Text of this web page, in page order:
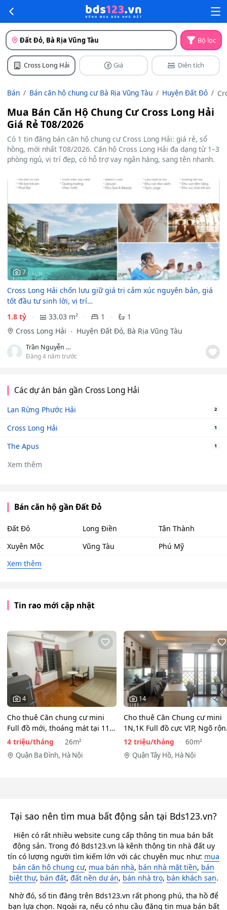
Đất Đỏ, Bà Rịa Vũng Tàu Bộ lọc
Cross Long Hải Giá Diện tích
Bán Bán căn hộ chung cư Bà Rịa Vũng Tàu Huyện Đất Đỏ
Mua Bán Căn Hộ Chung Cư Cross Long Hải
Giá Rẻ T08/2026
Có 1 tin đăng bán căn hộ chung cư Cross Long Hải: giá rẻ, sổ
hồng, mới nhất T08/2026. Căn hộ Cross Long Hải đa dạng từ 1–3
phòng ngủ, vị trí đẹp, có hỗ trợ vay ngân hàng, sang tên nhanh.
7
Cross Long Hải chốn lưu giữ giá trị cảm xúc nguyên bản, giá
tốt đầu tư sinh lời, vị trí…
1.8 tỷ
33.03 m² 1
1
Cross Long Hải
Huyện Đất Đỏ, Bà Rịa Vũng Tàu
Trần Nguyễn Tuấn Linh
Đăng 4 năm trước
Các dự án bán gần Cross Long Hải
Lan Rừng Phước Hải 2
Cross Long Hải 1
The Apus 1
Xem thêm
Bán căn hộ gần Đất Đỏ
Đất Đỏ Long Điền
Tân Thành
Xuyên Mộc
Vũng Tàu
Phú Mỹ
Xem thêm
Tin rao mới cập nhật
4
Cho thuê Căn chung cư mini
Full đồ mới, thoáng mát tại 116
Phan Kế Bính, Ba…
4 triệu/tháng
26m²
Quận Ba Đình, Hà Nội
14
Cho thuê Căn Chung cư mini
1N,1K Full đồ cực VIP, Ngõ
View toàn mặt hồ…
12 triệu/tháng
60m²
Quận Tây Hồ, Hà Nội
Tại sao nên tìm mua bất động sản tại Bds123.vn?
Hiện có rất nhiều website cung cấp thông tin mua bán bất
động sản. Trong đó Bds123.vn là kênh thông tin nhà đất uy
tín có lượng người tìm kiếm lớn với các chuyên mục như: mua
bán căn hộ chung cư, mua bán nhà, bán nhà mặt tiền, bán
biệt thự, bán đất, đất nền dự án, bán nhà trọ, bán khách sạn.
Nhờ đó, số tin đăng trên Bds123.vn rất phong phú, tha hồ để
bạn lựa chọn. Ngoài ra, nếu có nhu cầu đăng tin mua bán bất